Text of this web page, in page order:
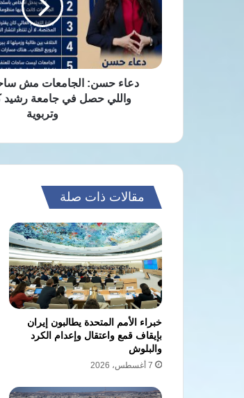
ساحات
بلطجة..
واللي
حصل
في
وتربوية
دعاء حسن: الجامعات مش
واللي حصل في جامعة رشيد
وتربوية
مقالات ذات صلة
خبراء الأمم المتحدة يطالبون إيران
بإيقاف قمع واعتقال وإعدام الكرد
والبلوش
7 أغسطس، 2026